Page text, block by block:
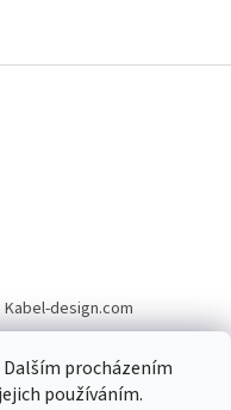
procházením
používáním.
Kabel-design.com